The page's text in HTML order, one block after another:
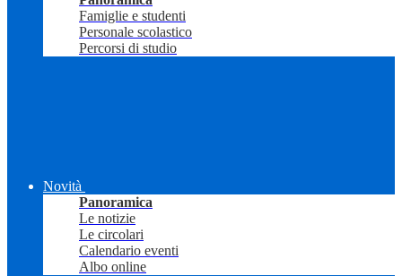
Famiglie e studenti
Personale scolastico
Percorsi di studio
Novità
Panoramica
Le notizie
Le circolari
Calendario eventi
Albo online